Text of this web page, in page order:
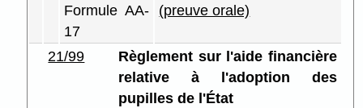
Formule AA-
17
(preuve orale)
21/99
Règlement sur l'aide financière
relative à l'adoption des
pupilles de l'État